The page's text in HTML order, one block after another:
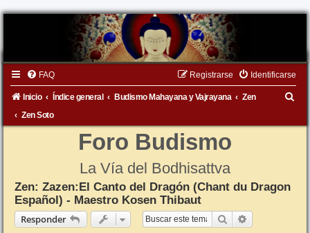
FAQ Identificarse
Registrarse
Inicio Índice general Budismo Mahayana y Vajrayana
Zen
Zen Soto
Foro Budismo
La Vía del Bodhisattva
Zen: Zazen:El Canto del Dragón (Chant du Dragon
Español) - Maestro Kosen Thibaut
Responder
Buscar